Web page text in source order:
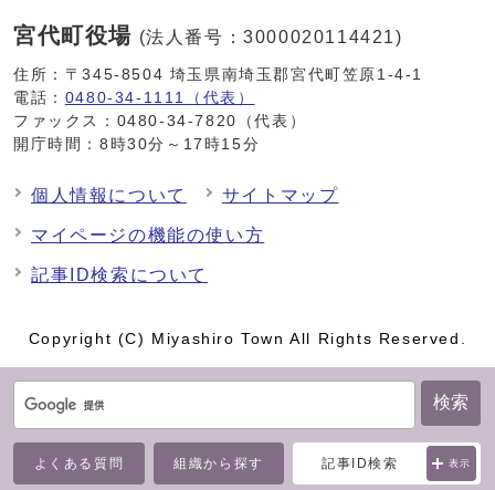
検索
よくある質問 組織から探す 記事ID検索 表示
宮代町役場 (法人番号：3000020114421)
住所：〒345-8504 埼玉県南埼玉郡宮代町笠原1-4-1
電話： 0480-34-1111（代表）
ファックス：0480-34-7820（代表）
開庁時間：8時30分～17時15分
個人情報について サイトマップ
マイページの機能の使い方
記事ID検索について
Copyright (C) Miyashiro Town All Rights Reserved.